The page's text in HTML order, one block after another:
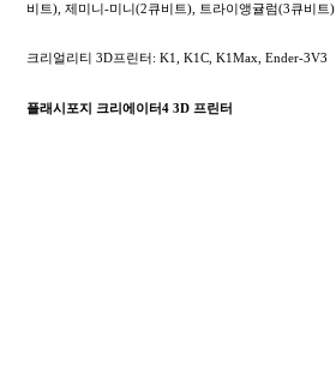
비트), 제미니-미니(2큐비트), 트라이앵귤럼(3큐비트)
크리얼리티 3D프린터: K1, K1C, K1Max, Ender-3V3
플래시포지 크리에이터4 3D 프린터